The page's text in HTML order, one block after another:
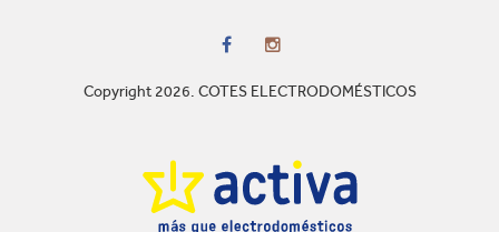
Copyright 2026. COTES ELECTRODOMÉSTICOS